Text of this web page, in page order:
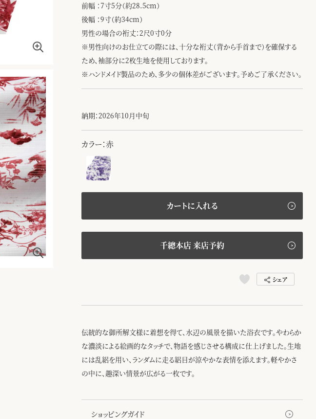
前幅 ：7寸5分（約28.5cm）
後幅 ：9寸（約34cm）
男性の場合の裄丈：2尺0寸0分
※男性向けのお仕立ての際には、十分な裄丈（背から手首まで）を確保する
ため、袖部分に2枚生地を使用しております。
※ハンドメイド製品のため、多少の個体差がございます。予めご了承ください。
納期：2026年10月中旬
カラー：赤
カートに入れる
千總本店 来店予約
シェア
伝統的な御所解文様に着想を得て、水辺の風景を描いた浴衣です。やわらか
な濃淡による絵画的なタッチで、物語を感じさせる構成に仕上げました。生地
には乱絽を用い、ランダムに走る絽目が涼やかな表情を添えます。軽やかさ
の中に、趣深い情景が広がる一枚です。
ショッピングガイド